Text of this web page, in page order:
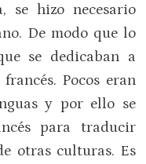
se hizo necesario
De modo que lo
se dedicaban a
Pocos eran
y por ello se
para traducir
otras culturas. Es